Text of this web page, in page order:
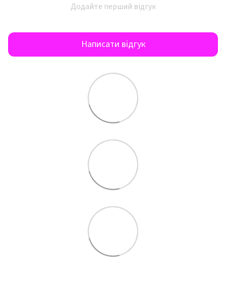
Додайте перший відгук
Написати відгук